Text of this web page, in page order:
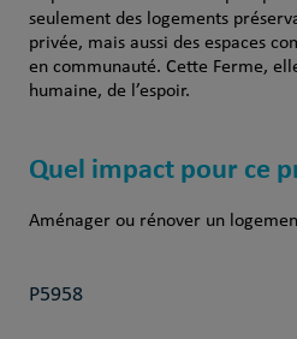
seulement des logements
privée, mais aussi des espaces
en communauté. Cette Ferme,
humaine, de l’espoir.
Quel impact pour ce
Aménager ou rénover un
P5958